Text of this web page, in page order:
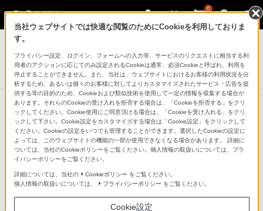
0
デジタルビデオカメラ ハンディカム
ソフトキャリングケース
LCS-U11
小型ながら豊富な収納
豊富な収納力で“ハンディカム”とアクセサリー
を収納
“ハンディカム”の本体とバッテリーや記録メディアの収
当社ウェブサイトでは快適な閲覧のためにCookieを利用しておりま
す。
プライバシー設定、ログイン、フォームへの入力等、サービスのリクエストに相当する利
用者のアクションに応じてのみ設定されるCookieは通常、必須Cookieと呼ばれ、利用を
停止することができません。また、当社は、ウェブサイトにおけるお客様の利用状況を分
析するため、あるいは個々のお客様に対してよりカスタマイズされたサービス・広告を提
供する等の目的のため、Cookieおよび類似技術を使用して一定の情報を収集する場合が
あります。それらのCookieの受け入れを拒否する場合は、「Cookieを拒否する」をクリ
ックしてください。Cookie使用にご同意頂ける場合は、「Cookieを受け入れる」をクリ
ックして下さい。Cookie設定をカスタマイズする場合は「Cookie設定」をクリックして
ください。Cookieの設定をいつでも管理することができます。選択したCookieの設定に
よっては、このウェブサイトの機能の一部が使用できなくなる場合があります。 詳細に
ついては、当社のCookieポリシーをご覧ください。個人情報の取扱いについては、プラ
イバシーポリシーをご覧ください。
詳細については、当社の Cookieポリシー をご覧ください。
個人情報の取扱いについては、
プライバシーポリシー をご覧ください。
Cookie設定